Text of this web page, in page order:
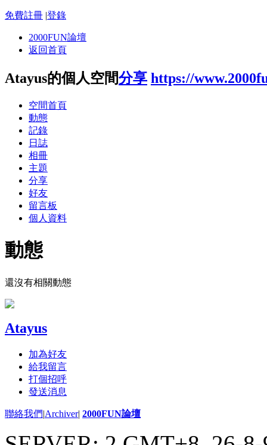
免費註冊 |登錄
2000FUN論壇
返回首頁
Atayus的個人空間分享 https://
空間首頁
動態
記錄
日誌
相冊
主題
分享
好友
留言板
個人資料
動態
還沒有相關動態
Atayus
加為好友
給我留言
打個招呼
發送消息
聯絡我們|Archiver| 2000FUN論壇